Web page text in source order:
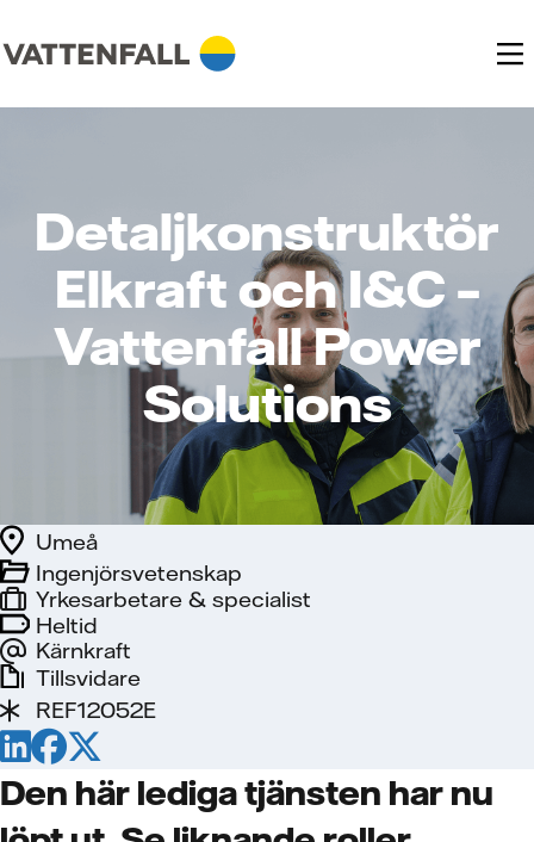
Detaljkonstruktör
Elkraft och I&C –
Vattenfall Power
Solutions
Heltid
Kärnkraft
Ingenjörsvetenskap
Umeå
Yrkesarbetare & specialist
Tillsvidare
REF12052E
Den här lediga tjänsten har nu